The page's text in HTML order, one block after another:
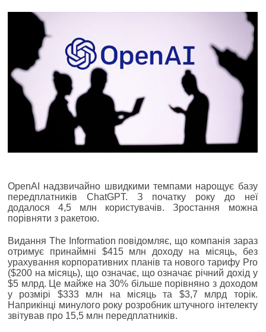
OpenAI надзвичайно швидкими темпами нарощує базу
передплатників ChatGPT. З початку року до неї
додалося 4,5 млн користувачів. Зростання можна
порівняти з ракетою.
Видання The Information повідомляє, що компанія зараз
отримує принаймні $415 млн доходу на місяць, без
урахування корпоративних планів та нового тарифу Pro
($200 на місяць), що означає, що означає річний дохід у
$5 млрд. Це майже на 30% більше порівняно з доходом
у розмірі $333 млн на місяць та $3,7 млрд торік.
Наприкінці минулого року розробник штучного інтелекту
звітував про 15,5 млн передплатників.